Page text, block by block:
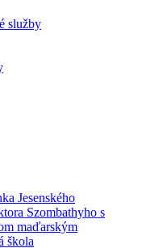
služby
Jesenského
Szombathyho s
maďarským
škola